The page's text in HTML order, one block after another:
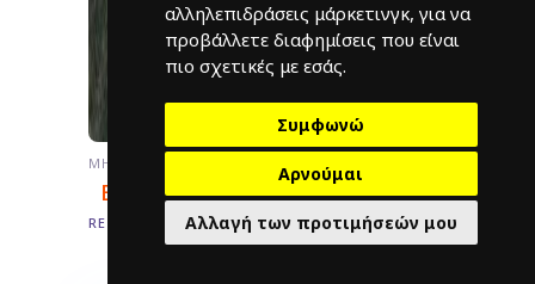
αλληλεπιδράσεις μάρκετινγκ, για να
προβάλλετε διαφημίσεις που είναι
πιο σχετικές με εσάς.
Συμφωνώ
Αρνούμαι
Αλλαγή των προτιμήσεών μου
ΜΗ ΚΑΤΗΓΟΡΙΟΠΟΙΗΜΈΝΟ
Ενοικίαση σκηνής βάπτισης
READ MORE